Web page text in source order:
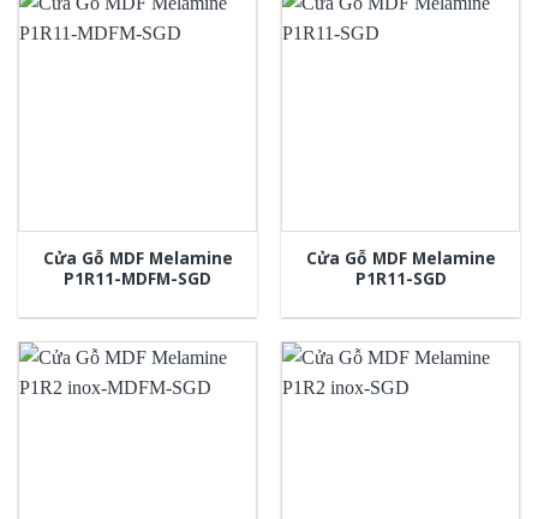
Cửa Gỗ MDF Melamine
P1R11-MDFM-SGD
Cửa Gỗ MDF Melamine
P1R11-SGD